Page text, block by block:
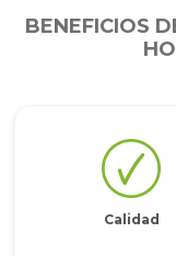
BENEFICIOS
Calidad